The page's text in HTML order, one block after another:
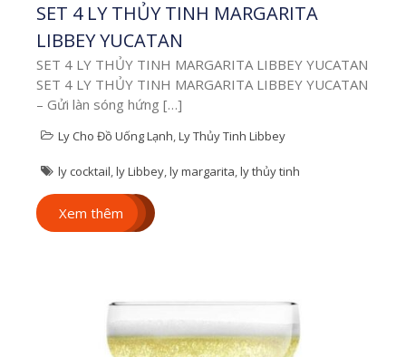
Giữ Nhiệt
lên bình giữ nhiệt tại
Cups.vn Bạn có tò mò
Xem thêm
Giải Đáp Mọi
SET 4 LY THỦY TINH MARGARITA
LIBBEY YUCATAN
SET 4 LY THỦY TINH MARGARITA LIBBEY YUCATAN
SET 4 LY THỦY TINH MARGARITA LIBBEY YUCATAN
– Gửi làn sóng hứng […]
Ly Cho Đồ Uống Lạnh,Ly Thủy Tinh Libbey
ly cocktail,ly Libbey,ly margarita,ly thủy tinh
Xem thêm